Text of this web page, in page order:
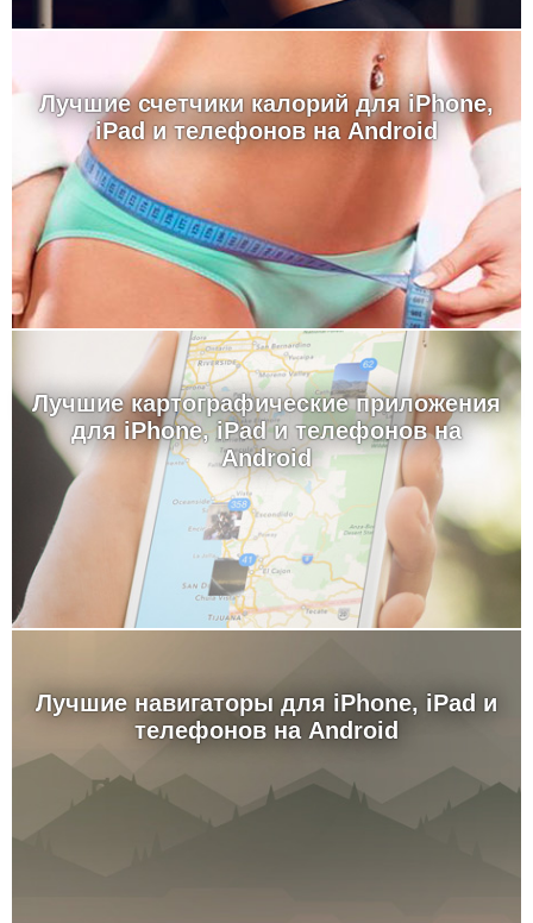
Лучшие счетчики калорий для iPhone,
iPad и телефонов на Android
Лучшие картографические приложения
для iPhone, iPad и телефонов на
Android
Лучшие навигаторы для iPhone, iPad и
телефонов на Android